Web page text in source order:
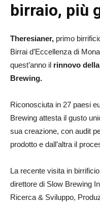
birraio, più
Theresianer, primo
Birrai d’Eccellenza di
quest’anno il rinnovo
Brewing.
Riconosciuta in 27 paesi
Brewing attesta il gusto
sua creazione, con audit
prodotto e dall’altra il
La recente visita in
direttore di Slow Brewing
Ricerca & Sviluppo,